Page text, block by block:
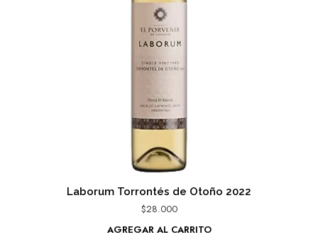
Laborum Torrontés de Otoño 2022
$28.000
AGREGAR AL CARRITO